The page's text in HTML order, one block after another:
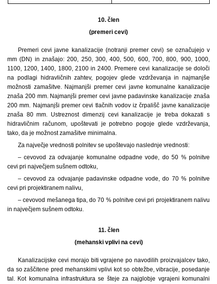
10. člen
(premeri cevi)
Premeri cevi javne kanalizacije (notranji premer cevi) se označujejo v
mm (DN) in znašajo: 200, 250, 300, 400, 500, 600, 700, 800, 900, 1000,
1100, 1200, 1400, 1800, 2100 in 2400. Premere cevi kanalizacije se določi
na podlagi hidravličnih zahtev, pogojev glede vzdrževanja in najmanjše
možnosti zamašitve. Najmanjši premer cevi javne komunalne kanalizacije
znaša 200 mm. Najmanjši premer cevi javne padavinske kanalizacije znaša
200 mm. Najmanjši premer cevi tlačnih vodov iz črpališč javne kanalizacije
znaša 80 mm. Ustreznost dimenzij cevi kanalizacije je treba dokazati s
hidravličnim računom, upoštevati je potrebno pogoje glede vzdrževanja,
tako, da je možnost zamašitve minimalna.
Za največje vrednosti polnitev se upoštevajo naslednje vrednosti:
– cevovod za odvajanje komunalne odpadne vode, do 50 % polnitve
cevi pri največjem sušnem odtoku,
– cevovod za odvajanje padavinske odpadne vode, do 70 % polnitve
cevi pri projektiranem nalivu,
– cevovod mešanega tipa, do 70 % polnitve cevi pri projektiranem nalivu
in največjem sušnem odtoku.
11. člen
(mehanski vplivi na cevi)
Kanalizacijske cevi morajo biti vgrajene po navodilih proizvajalcev tako,
da so zaščitene pred mehanskimi vplivi kot so obtežbe, vibracije, posedanje
tal. Kot komunalna infrastruktura se šteje za najglobje vgrajeni komunalni